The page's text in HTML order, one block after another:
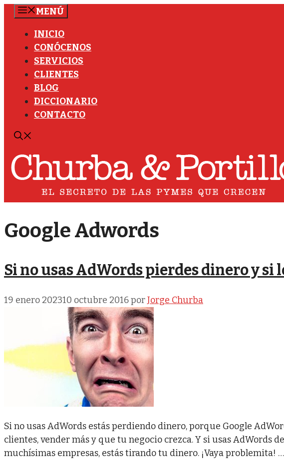
Saltar
contenido
MENÚ
INICIO
CONÓCENOS
SERVICIOS
CLIENTES
BLOG
DICCIONARIO
CONTACTO
Google Adwords
Si no usas AdWords pierdes dinero y si
19 enero 202310 octubre 2016porJorge Churba
Si no usas AdWords estás perdiendo dinero, porque Google
clientes, vender más y que tu negocio crezca. Y si usas AdWords
muchísimas empresas, estás tirando tu dinero. ¡Vaya problemita! …